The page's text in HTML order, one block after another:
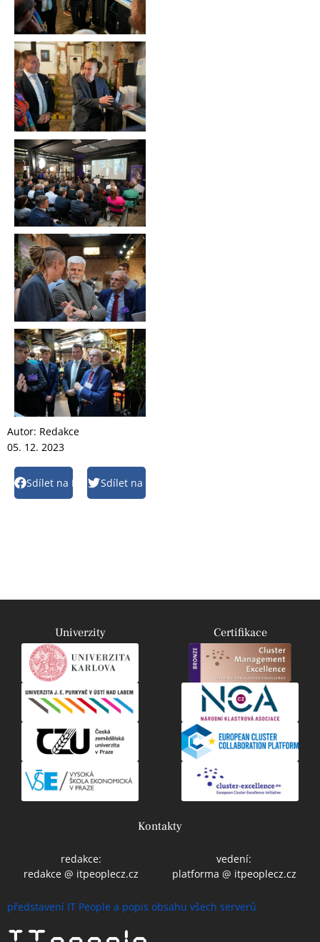
Autor: Redakce
05. 12. 2023
Sdílet na FacebookSdílet na Twitter
Univerzity Certifikace
Kontakty
redakce:
redakce @ itpeoplecz.cz
vedení:
platforma @ itpeoplecz.cz
představení IT People a popis obsahu všech serverů